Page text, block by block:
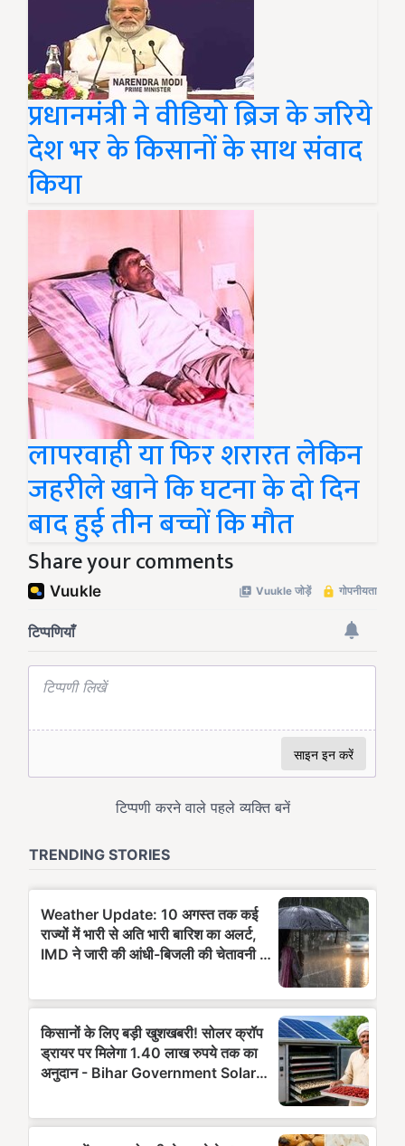
प्रधानमंत्री ने वीडियो ब्रिज के जरिये
देश भर के किसानों के साथ संवाद
किया
लापरवाही या फिर शरारत लेकिन
जहरीले खाने कि घटना के दो दिन
बाद हुई तीन बच्चों कि मौत
Share your comments